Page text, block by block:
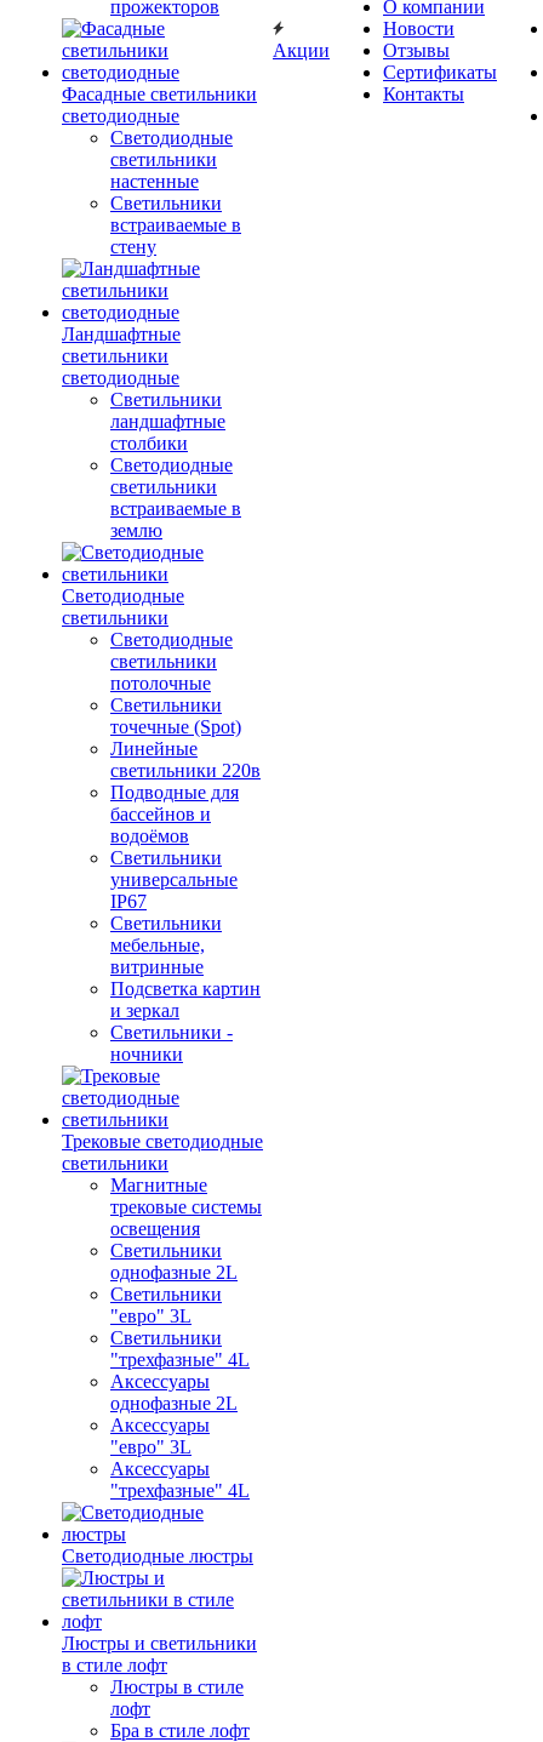
прожекторов
Фасадные светильники
светодиодные
Светодиодные
светильники
настенные
Светильники
встраиваемые в
стену
Ландшафтные
светильники
светодиодные
Светильники
ландшафтные
столбики
Светодиодные
светильники
встраиваемые в
землю
Светодиодные
светильники
Светодиодные
светильники
потолочные
Светильники
точечные (Spot)
Линейные
светильники 220в
Подводные для
бассейнов и
водоёмов
Светильники
универсальные
IP67
Светильники
мебельные,
витринные
Подсветка картин
и зеркал
Светильники -
ночники
Трековые светодиодные
светильники
Магнитные
трековые системы
освещения
Светильники
однофазные 2L
Светильники
"евро" 3L
Светильники
"трехфазные" 4L
Аксессуары
однофазные 2L
Аксессуары
"евро" 3L
Аксессуары
"трехфазные" 4L
Светодиодные люстры
Люстры и светильники
в стиле лофт
Люстры в стиле
лофт
Бра в стиле лофт
Акции
О компании
Новости
Отзывы
Сертификаты
Контакты